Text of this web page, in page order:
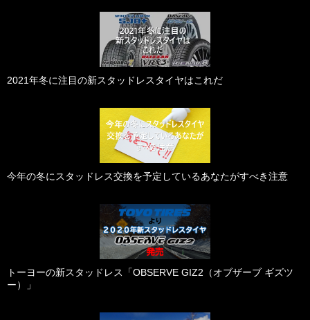
2021年冬に注目の新スタッドレスタイヤはこれだ
今年の冬にスタッドレス交換を予定しているあなたがすべき注意
トーヨーの新スタッドレス「OBSERVE GIZ2（オブザーブ ギズツ
ー）」